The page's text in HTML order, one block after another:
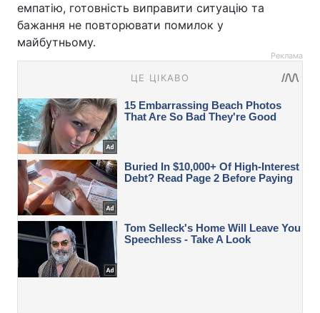
емпатію, готовність виправити ситуацію та
бажання не повторювати помилок у
майбутньому.
Реклама